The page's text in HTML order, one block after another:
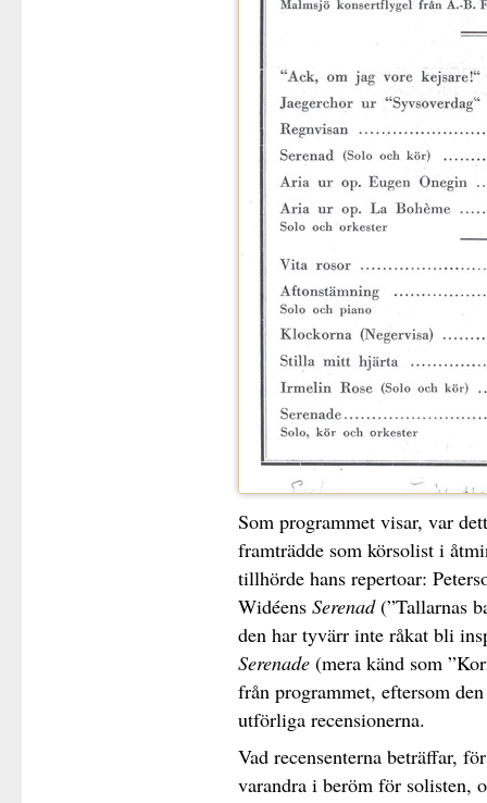
Som programmet visar, var
framträdde som körsolist i
tillhörde hans repertoar:
Widéens Serenad(”Tallarnas
den har tyvärr inte råkat bli
Serenade(mera känd som
från programmet, eftersom
utförliga recensionerna.
Vad recensenterna beträffar,
varandra i beröm för solisten,